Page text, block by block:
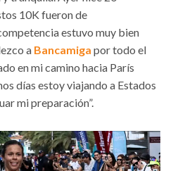
10K fueron de
estuvo muy bien
a Bancamiga por todo el
en mi camino hacia París
días estoy viajando a Estados
mi preparación”.